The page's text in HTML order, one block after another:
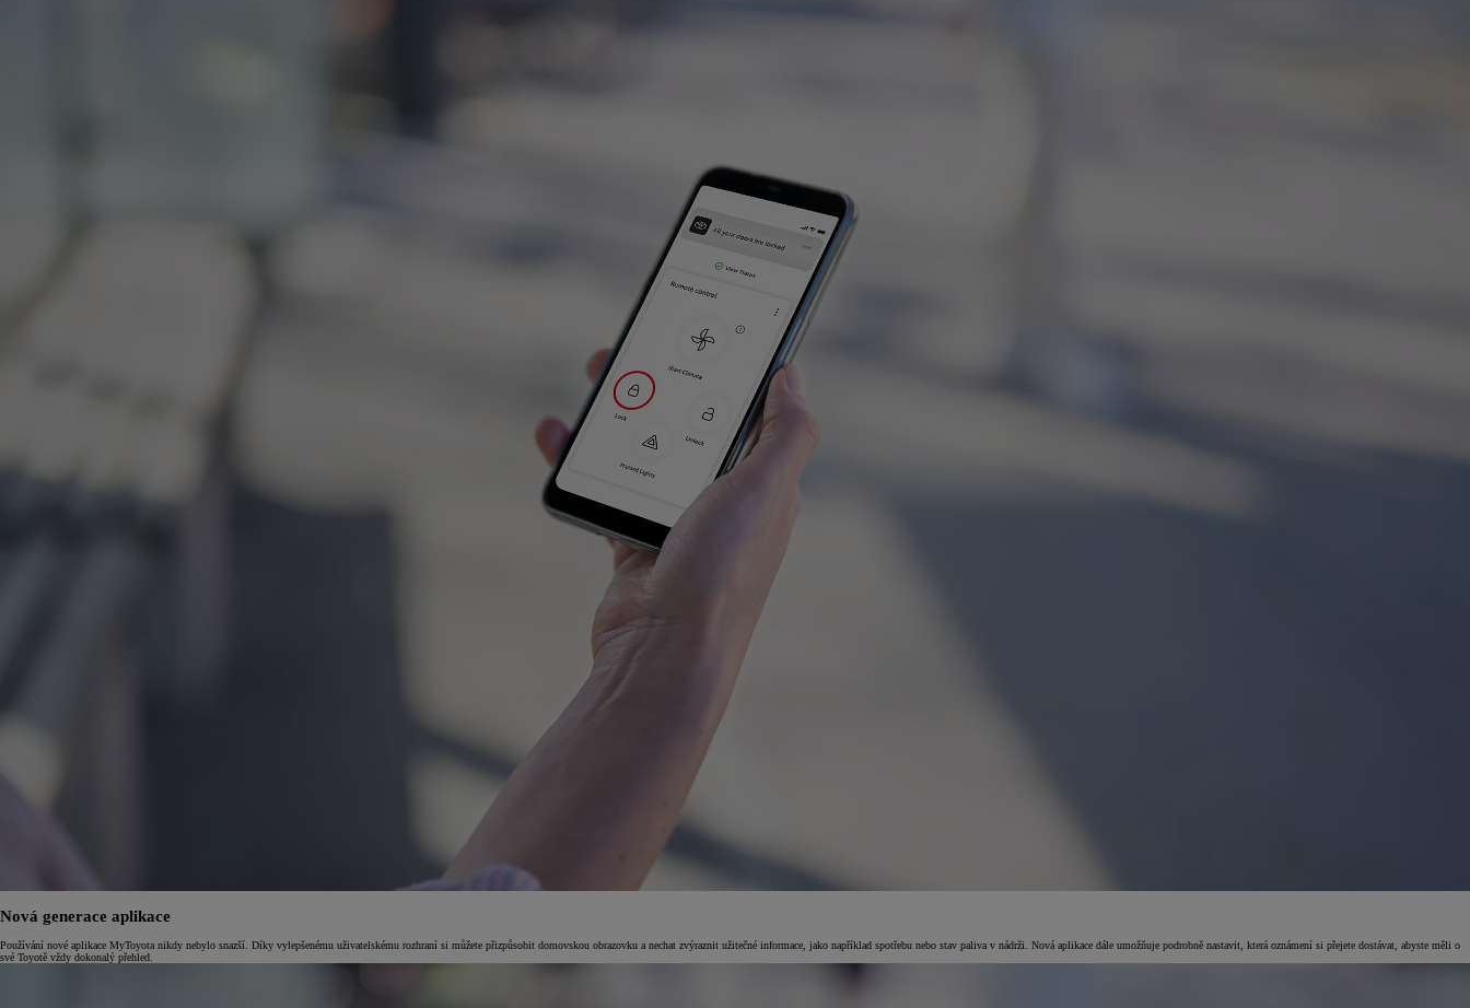
Nová generace aplikace
Používání nové aplikace MyToyota nikdy nebylo snazší. Díky vylepšenému uživatelskému rozhraní si můžete přizpůsobit domovskou obrazovku a nechat zvýraznit užitečné informace, jako například spotřebu nebo stav paliva v nádrži. Nová aplikace dále umožňuje podrobně nastavit, která oznámení si přejete dostávat, abyste měli o
své Toyotě vždy dokonalý přehled.